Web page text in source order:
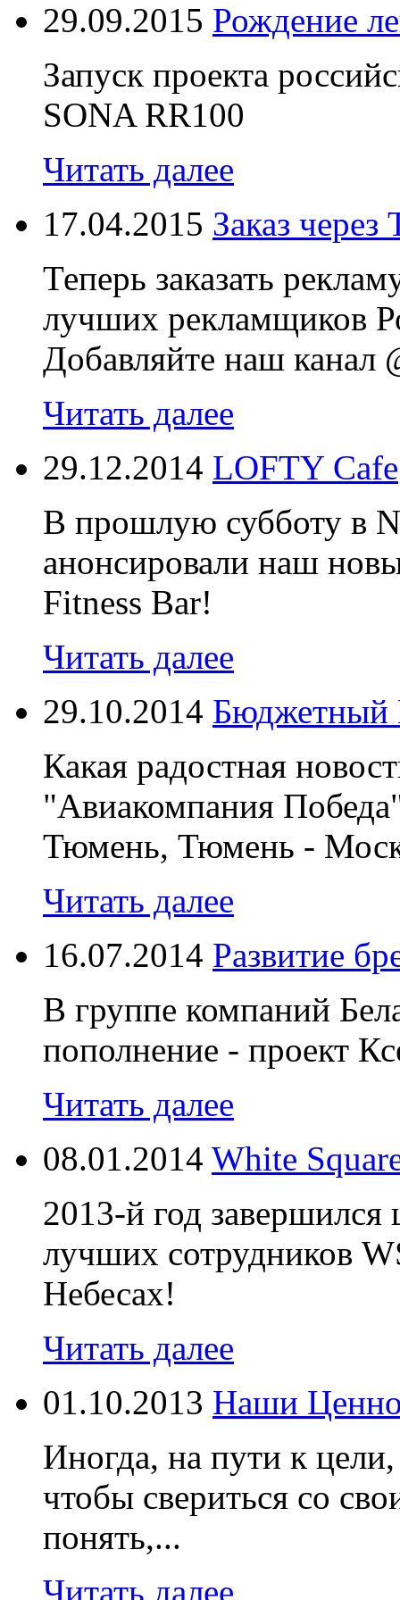
29.09.2015 Рождение
Запуск проекта
SONA RR100
Читать далее
17.04.2015 Заказ через
Теперь заказать
лучших рекламщиков
Добавляйте наш канал
Читать далее
29.12.2014 LOFTY Cafe
В прошлую субботу в
анонсировали наш
Fitness Bar!
Читать далее
29.10.2014 Бюджетный
Какая радостная
"Авиакомпания
Тюмень, Тюмень -
Читать далее
16.07.2014 Развитие
В группе компаний
пополнение - проект
Читать далее
08.01.2014 White
2013-й год
лучших сотрудников
Небесах!
Читать далее
01.10.2013 Наши
Иногда, на пути к цели,
чтобы свериться со
понять,...
Читать далее